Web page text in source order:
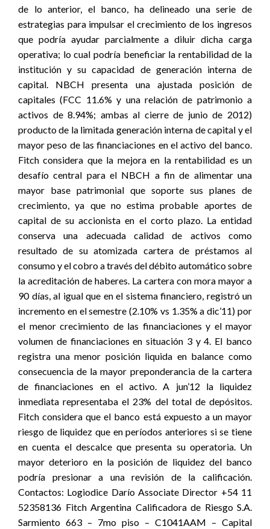
de lo anterior, el banco, ha delineado una serie de
estrategias para impulsar el crecimiento de los ingresos
que podría ayudar parcialmente a diluir dicha carga
operativa; lo cual podría beneficiar la rentabilidad de la
institución y su capacidad de generación interna de
capital. NBCH presenta una ajustada posición de
capitales (FCC 11.6% y una relación de patrimonio a
activos de 8.94%; ambas al cierre de junio de 2012)
producto de la limitada generación interna de capital y el
mayor peso de las financiaciones en el activo del banco.
Fitch considera que la mejora en la rentabilidad es un
desafío central para el NBCH a fin de alimentar una
mayor base patrimonial que soporte sus planes de
crecimiento, ya que no estima probable aportes de
capital de su accionista en el corto plazo. La entidad
conserva una adecuada calidad de activos como
resultado de su atomizada cartera de préstamos al
consumo y el cobro a través del débito automático sobre
la acreditación de haberes. La cartera con mora mayor a
90 días, al igual que en el sistema financiero, registró un
incremento en el semestre (2.10% vs 1.35% a dic’11) por
el menor crecimiento de las financiaciones y el mayor
volumen de financiaciones en situación 3 y 4. El banco
registra una menor posición liquida en balance como
consecuencia de la mayor preponderancia de la cartera
de financiaciones en el activo. A jun’12 la liquidez
inmediata representaba el 23% del total de depósitos.
Fitch considera que el banco está expuesto a un mayor
riesgo de liquidez que en períodos anteriores si se tiene
en cuenta el descalce que presenta su operatoria. Un
mayor deterioro en la posición de liquidez del banco
podría presionar a una revisión de la calificación.
Contactos: Logiodice Darío Associate Director +54 11
52358136 Fitch Argentina Calificadora de Riesgo S.A.
Sarmiento 663 – 7mo piso – C1041AAM – Capital